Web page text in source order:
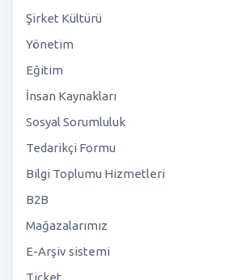
Şirket Kültürü
Yönetim
Eğitim
İnsan Kaynakları
Sosyal Sorumluluk
Tedarikçi Formu
Bilgi Toplumu Hizmetleri
B2B
Mağazalarımız
E-Arşiv sistemi
Ticket